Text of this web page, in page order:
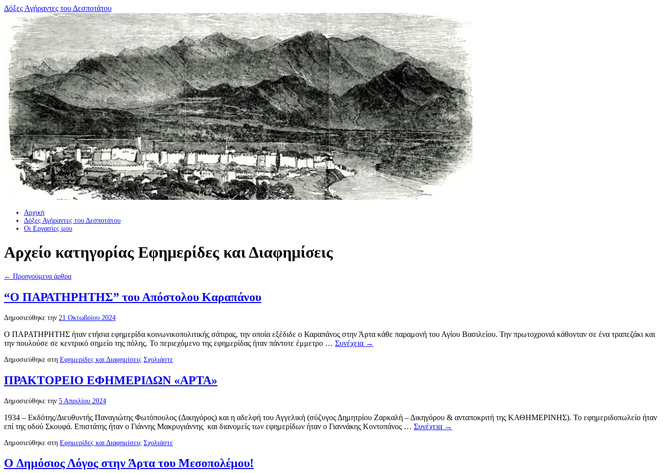
Μετάβαση
περιεχόμενο
Δόξες Αγήραντες του Δεσποτάτου
Αρχική
Δόξες Αγήραντες του Δεσποτάτου
Οι Eργασίες μου
Αρχείο κατηγορίας Εφημερίδες και Διαφημίσεις
← Προηγούμενα άρθρα
“Ο ΠΑΡΑΤΗΡΗΤΗΣ” του Απόστολου Καραπάνου
Δημοσιεύθηκε την 21 Οκτωβρίου 2024
Ο ΠΑΡΑΤΗΡΗΤΗΣ ήταν ετήσια εφημερίδα κοινωνικοπολιτικής σάτιρας, την οποία εξέδιδε ο Καραπάνος στην Άρτα κάθε παραμονή του Αγίου Βασιλείου. Την πρωτοχρονιά κάθονταν σε ένα τραπεζάκι και
την πουλούσε σε κεντρικό σημείο της πόλης. Το περιεχόμενο της εφημερίδας ήταν πάντοτε έμμετρο … Συνέχεια →
Δημοσιεύθηκε στη Εφημερίδες και Διαφημίσεις Σχολιάστε
ΠΡΑΚΤΟΡΕΙΟ ΕΦΗΜΕΡΙΔΩΝ «ΑΡΤΑ»
Δημοσιεύθηκε την 5 Απριλίου 2024
1934 – Εκδότης/Διευθυντής Παναγιώτης Φωτόπουλος (Δικηγόρος) και η αδελφή του Αγγελική (σύζυγος Δημητρίου Ζαρκαλή – Δικηγόρου & ανταποκριτή της ΚΑΘΗΜΕΡΙΝΗΣ). Το εφημεριδοπωλείο ήταν
επί της οδού Σκουφά. Επιστάτης ήταν ο Γιάννης Μακρυγιάννης και διανομείς των εφημερίδων ήταν ο Γιαννάκης Κοντοπάνος … Συνέχεια →
Δημοσιεύθηκε στη Εφημερίδες και Διαφημίσεις Σχολιάστε
O Δημόσιος Λόγος στην Άρτα του Μεσοπολέμου!